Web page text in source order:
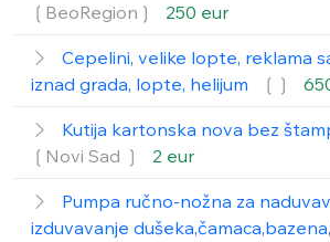
❲BeoRegion❳
250 eur
Cepelini, velike lopte, reklama
iznad grada, lopte, helijum
❲❳
Kutija kartonska nova bez
❲Novi Sad ❳
2 eur
Pumpa ručno-nožna za
izduvavanje